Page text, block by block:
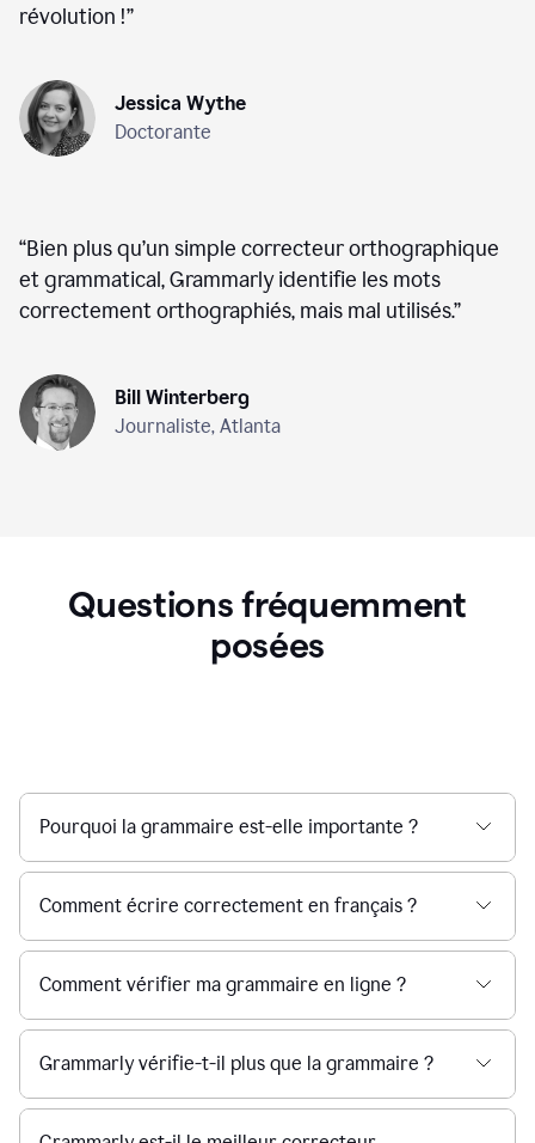
révolution !”
Jessica Wythe
Doctorante
“Bien plus qu’un simple correcteur orthographique
et grammatical, Grammarly identifie les mots
correctement orthographiés, mais mal utilisés.”
Bill Winterberg
Journaliste, Atlanta
Questions fréquemment
posées
Pourquoi la grammaire est-elle importante ?
Comment écrire correctement en français ?
Comment vérifier ma grammaire en ligne ?
Grammarly vérifie-t-il plus que la grammaire ?